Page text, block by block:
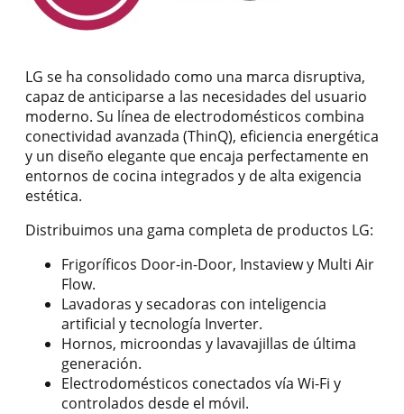
LG se ha consolidado como una marca disruptiva,
capaz de anticiparse a las necesidades del usuario
moderno. Su línea de electrodomésticos combina
conectividad avanzada (ThinQ), eficiencia energética
y un diseño elegante que encaja perfectamente en
entornos de cocina integrados y de alta exigencia
estética.
Distribuimos una gama completa de productos LG:
Frigoríficos Door-in-Door, Instaview y Multi Air
Flow.
Lavadoras y secadoras con inteligencia
artificial y tecnología Inverter.
Hornos, microondas y lavavajillas de última
generación.
Electrodomésticos conectados vía Wi-Fi y
controlados desde el móvil.